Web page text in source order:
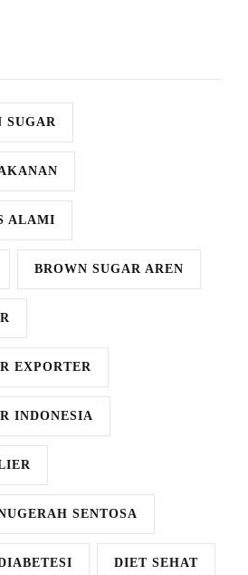
SUGAR
ALAMI
BROWN SUGAR AREN
EXPORTER
INDONESIA
SENTOSA
DIET SEHAT